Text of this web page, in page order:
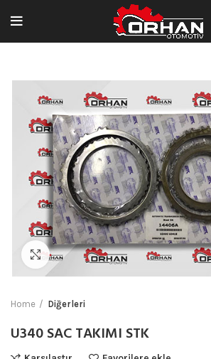
Büyütmek için tıklayın
Home Diğerleri
U340 SAC TAKIMI STK